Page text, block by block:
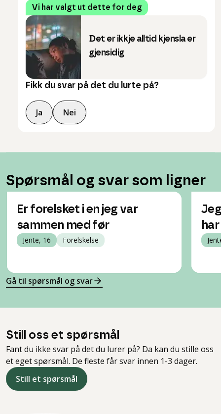
Vi har valgt ut dette for deg
Det er ikkje alltid kjensla er
gjensidig
Fikk du svar på det du lurte på?
Ja Nei
Spørsmål og svar som ligner
Er forelsket i en jeg var
sammen med før
Jente, 16 Forelskelse
Gå til spørsmål og svar
Still oss et spørsmål
Fant du ikke svar på det du lurer på? Da kan du stille oss
et eget spørsmål. De fleste får svar innen 1-3 dager.
Still et spørsmål